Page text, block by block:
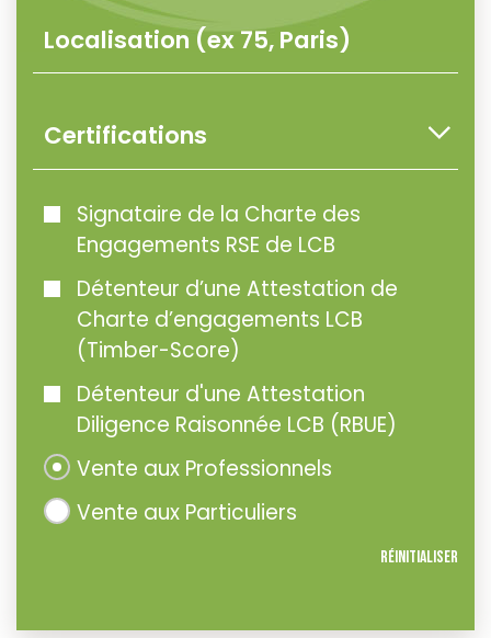
Certifications
Signataire de la Charte des
Engagements RSE de LCB
Détenteur d’une Attestation de
Charte d’engagements LCB
(Timber-Score)
Détenteur d'une Attestation
Diligence Raisonnée LCB (RBUE)
Vente aux Professionnels
Vente aux Particuliers
Réinitialiser